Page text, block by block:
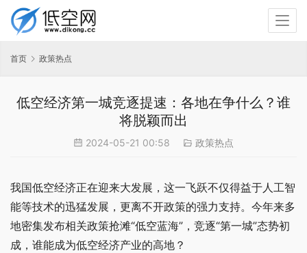
首页 政策热点
低空经济第一城竞逐提速：各地在争什么？谁
将脱颖而出
2024-05-21 00:58 政策热点
我国低空经济正在迎来大发展，这一飞跃不仅得益于人工智
能等技术的迅猛发展，更离不开政策的强力支持。今年来多
地密集发布相关政策抢滩“低空蓝海”，竞逐“第一城”态势初
成，谁能成为低空经济产业的高地？